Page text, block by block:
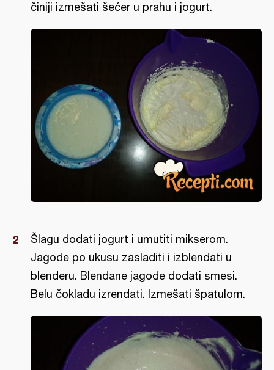
činiji izmešati šećer u prahu i jogurt.
Šlagu dodati jogurt i umutiti mikserom.
Jagode po ukusu zasladiti i izblendati u
blenderu. Blendane jagode dodati smesi.
Belu čokladu izrendati. Izmešati špatulom.